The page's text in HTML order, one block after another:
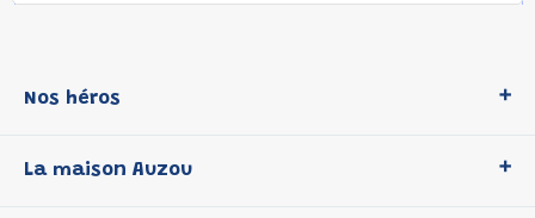
Nos héros
P'tit Loup
La maison Auzou